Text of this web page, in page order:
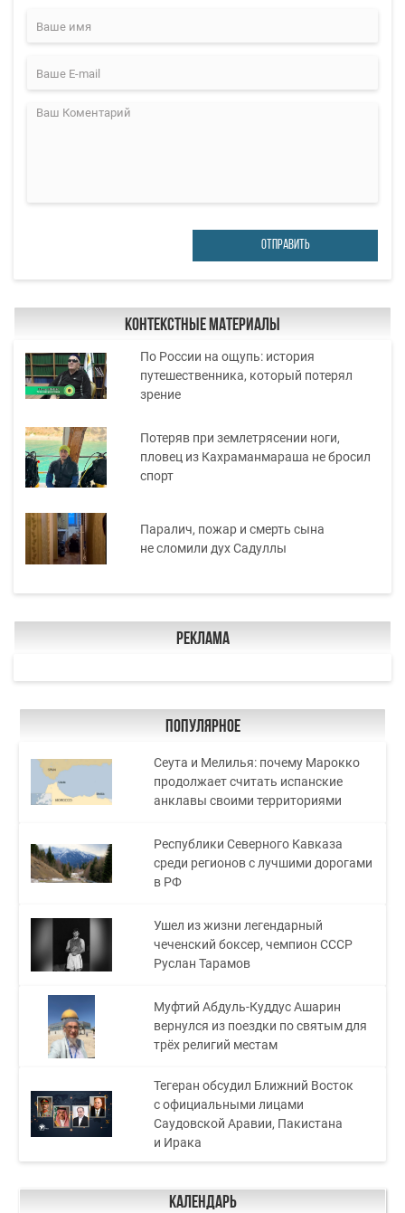
ОТПРАВИТЬ
Контекстные материалы
По России на ощупь: история
путешественника, который потерял
зрение
Потеряв при землетрясении ноги,
пловец из Кахраманмараша не бросил
спорт
Паралич, пожар и смерть сына
не сломили дух Садуллы
Реклама
Популярное
Сеута и Мелилья: почему Марокко
продолжает считать испанские
анклавы своими территориями
Республики Северного Кавказа
среди регионов с лучшими дорогами
в РФ
Ушел из жизни легендарный
чеченский боксер, чемпион СССР
Руслан Тарамов
Муфтий Абдуль-Куддус Ашарин
вернулся из поездки по святым для
трёх религий местам
Тегеран обсудил Ближний Восток
с официальными лицами
Саудовской Аравии, Пакистана
и Ирака
Календарь